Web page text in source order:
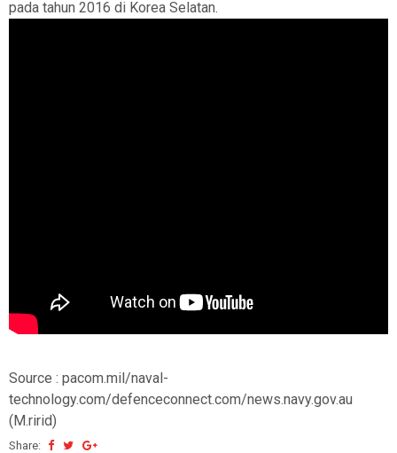
pada tahun 2016 di Korea Selatan.
Source : pacom.mil/naval-
technology.com/defenceconnect.com/news.navy.gov.au
(M.ririd)
Share: